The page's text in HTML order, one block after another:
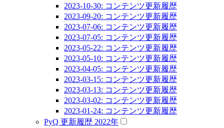
2023-10-30: コンテンツ更新履歴
2023-09-20: コンテンツ更新履歴
2023-07-06: コンテンツ更新履歴
2023-07-05: コンテンツ更新履歴
2023-05-22: コンテンツ更新履歴
2023-05-10: コンテンツ更新履歴
2023-04-05: コンテンツ更新履歴
2023-03-15: コンテンツ更新履歴
2023-03-13: コンテンツ更新履歴
2023-03-02: コンテンツ更新履歴
2023-01-24: コンテンツ更新履歴
PyQ 更新履歴 2022年